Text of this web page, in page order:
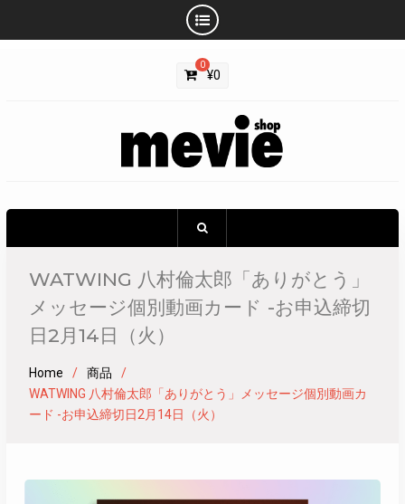
0
¥0
WATWING 八村倫太郎「ありがとう」
メッセージ個別動画カード -お申込締切
日2月14日（火）
Home
商品
WATWING 八村倫太郎「ありがとう」メッセージ個別動画カ
ード -お申込締切日2月14日（火）